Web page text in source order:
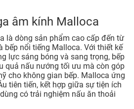
âm kính Malloca
là dòng sản phẩm cao cấp đến từ
bếp nổi tiếng Malloca. Với thiết kế
lực sáng bóng và sang trọng, bếp
quả nấu nướng tối ưu mà còn góp
cho không gian bếp. Malloca ứng
tiên tiến, kết hợp giữa sự tiện ích
có trải nghiệm nấu ăn thoải